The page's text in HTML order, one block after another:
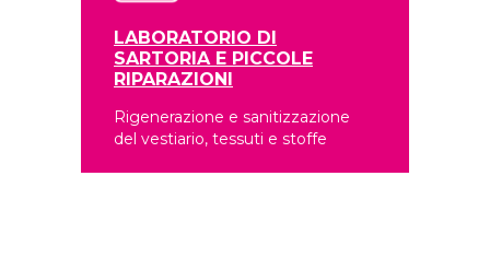
LABORATORIO DI
SARTORIA E PICCOLE
RIPARAZIONI
Rigenerazione e sanitizzazione
del vestiario, tessuti e stoffe